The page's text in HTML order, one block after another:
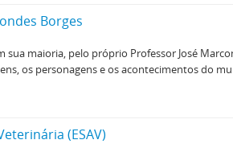
Borges
maioria, pelo próprio Professor José
os personagens e os acontecimentos do
(ESAV)